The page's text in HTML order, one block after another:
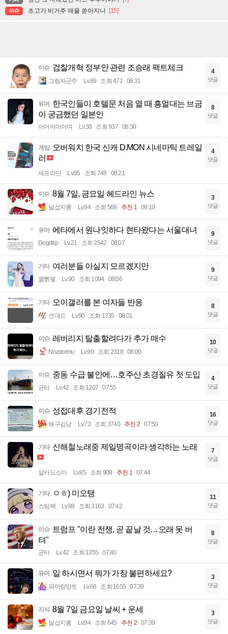
이슈 초고가 비거주 매물 쏟아지나 [15]
이슈 검찰개혁 정부안 관련 조승래 팩트체크
그림자군주 Lv.89 조회 471 08:31
4
댓글
유머 한국인들이 호텔문 처음 열 때 흥얼대는 브금
이 궁금했던 일본인
머머머머머며 Lv.38 조회 937 08:30
8
댓글
게임
오버워치 한국 신캐 D.MON 시네마틱 트레일
러
세프라딘 Lv.85 조회 748 08:21
4
댓글
이슈 8월 7일, 금요일 헤드라인 뉴스
달섭지롱 Lv.94 조회 568 추천 1 08:10
3
댓글
유머 에타에서 원나잇하다 현타왔다는 서울대녀
Dogdrip Lv.21 조회 2542 08:07
9
댓글
기타 여러분들 아실지 모르겠지만
꿻뻵뗗 Lv.90 조회 1094 08:06
9
댓글
기타 오이갤러를 본 여자들 반응
언데드 Lv.90 조회 1735 08:01
8
댓글
이슈 레버리지 탈출할려다가 추가 매수
Nozdormu Lv.90 조회 2318 08:00
10
댓글
이슈 중동 수급 불안에…호주산 초경질유 첫 도입
균터 Lv.42 조회 1207 07:55
4
댓글
이슈 성접대후 경기전적
왜구김당 Lv.73 조회 3740 추천 2 07:50
16
댓글
기타 신해철노래중 제일명곡이라 생각하는 노래
알카드소마 Lv.85 조회 909 추천 1 07:44
7
댓글
기타 ㅇㅎ) 미오탱
스팀팩 Lv.88 조회 3163 07:42
11
댓글
이슈
트럼프 "이란 전쟁, 곧 끝날 것…오래 못 버
텨"
균터 Lv.42 조회 1355 07:40
8
댓글
유머 일 하시면서 뭐가 가장 불편하세요?
파아랑망토 Lv.68 조회 1655 07:39
3
댓글
지식 8월 7일 금요일 날씨 + 운세
달섭지롱 Lv.94 조회 645 추천 2 07:39
3
댓글